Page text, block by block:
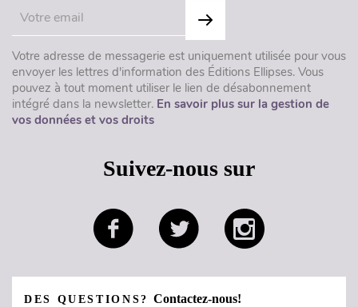
Votre adresse de messagerie est uniquement utilisée pour vous
envoyer les lettres d'information des Éditions Ellipses. Vous
pouvez à tout moment utiliser le lien de désabonnement
intégré dans la newsletter. En savoir plus sur la gestion de
vos données et vos droits
Suivez-nous sur
DES QUESTIONS?Contactez-nous!